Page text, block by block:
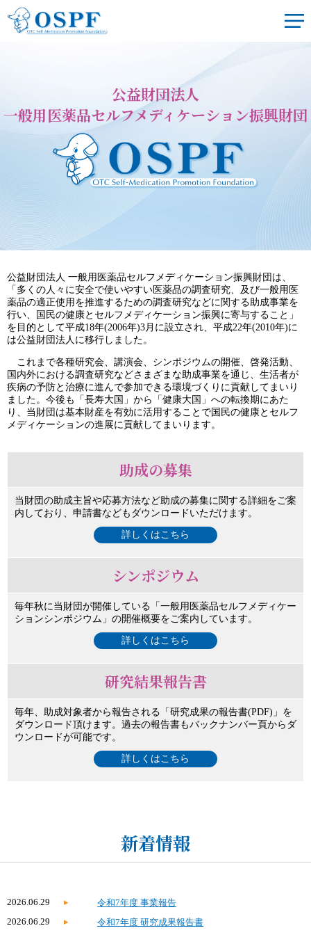
公益財団法人
一般用医薬品セルフメディケーション振興財団
公益財団法人 一般用医薬品セルフメディケーション振興財団は、
「多くの人々に安全で使いやすい医薬品の調査研究、及び一般用医
薬品の適正使用を推進するための調査研究などに関する助成事業を
行い、国民の健康とセルフメディケーション振興に寄与すること」
を目的として平成18年(2006年)3月に設立され、平成22年(2010年)に
は公益財団法人に移行しました。
これまで各種研究会、講演会、シンポジウムの開催、啓発活動、
国内外における調査研究などさまざまな助成事業を通じ、生活者が
疾病の予防と治療に進んで参加できる環境づくりに貢献してまいり
ました。今後も「長寿大国」から「健康大国」への転換期にあた
り、当財団は基本財産を有効に活用することで国民の健康とセルフ
メディケーションの進展に貢献してまいります。
助成の募集
当財団の助成主旨や応募方法など助成の募集に関する詳細をご案
内しており、申請書などもダウンロードいただけます。
詳しくはこちら
シンポジウム
毎年秋に当財団が開催している「一般用医薬品セルフメディケー
ションシンポジウム」の開催概要をご案内しています。
詳しくはこちら
研究結果報告書
毎年、助成対象者から報告される「研究成果の報告書(PDF)」を
ダウンロード頂けます。過去の報告書もバックナンバー頁からダ
ウンロードが可能です。
詳しくはこちら
新着情報
2026.06.29
令和7年度 事業報告
2026.06.29
令和7年度 研究成果報告書